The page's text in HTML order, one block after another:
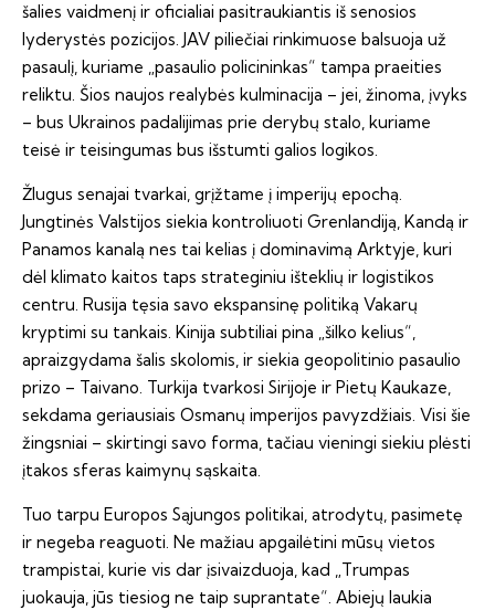
šalies vaidmenį ir oficialiai pasitraukiantis iš senosios
lyderystės pozicijos. JAV piliečiai rinkimuose balsuoja už
pasaulį, kuriame „pasaulio policininkas“ tampa praeities
reliktu. Šios naujos realybės kulminacija – jei, žinoma, įvyks
– bus Ukrainos padalijimas prie derybų stalo, kuriame
teisė ir teisingumas bus išstumti galios logikos.
Žlugus senajai tvarkai, grįžtame į imperijų epochą.
Jungtinės Valstijos siekia kontroliuoti Grenlandiją, Kandą ir
Panamos kanalą nes tai kelias į dominavimą Arktyje, kuri
dėl klimato kaitos taps strateginiu išteklių ir logistikos
centru. Rusija tęsia savo ekspansinę politiką Vakarų
kryptimi su tankais. Kinija subtiliai pina „šilko kelius“,
apraizgydama šalis skolomis, ir siekia geopolitinio pasaulio
prizo – Taivano. Turkija tvarkosi Sirijoje ir Pietų Kaukaze,
sekdama geriausiais Osmanų imperijos pavyzdžiais. Visi šie
žingsniai – skirtingi savo forma, tačiau vieningi siekiu plėsti
įtakos sferas kaimynų sąskaita.
Tuo tarpu Europos Sąjungos politikai, atrodytų, pasimetę
ir negeba reaguoti. Ne mažiau apgailėtini mūsų vietos
trampistai, kurie vis dar įsivaizduoja, kad „Trumpas
juokauja, jūs tiesiog ne taip suprantate“. Abiejų laukia